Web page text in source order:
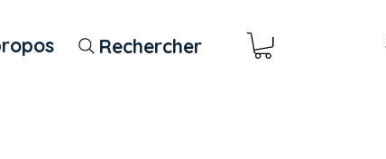
Rechercher